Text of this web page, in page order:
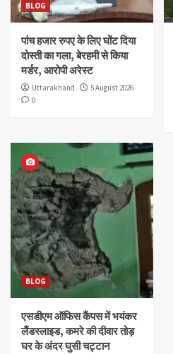
BLOG
पांच हजार रुपए के लिए घोंट दिया
दोस्ती का गला, बेरहमी से किया
मर्डर, आरोपी अरेस्ट
Uttarakhand
5 August 2026
0
BLOG
एसडीएम ऑफिस कैंपस में भयंकर
लैंडस्लाइड, कमरे की दीवार तोड़
घर के अंदर घुसी चट्टान